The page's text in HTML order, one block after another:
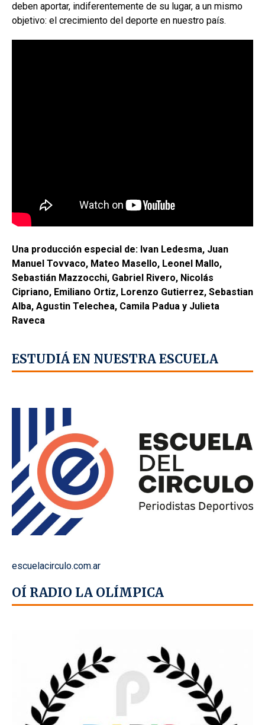
deben aportar, indiferentemente de su lugar, a un mismo
objetivo: el crecimiento del deporte en nuestro país.
Una producción especial de: Ivan Ledesma, Juan
Manuel Tovvaco, Mateo Masello, Leonel Mallo,
Sebastián Mazzocchi, Gabriel Rivero, Nicolás
Cipriano, Emiliano Ortiz, Lorenzo Gutierrez, Sebastian
Alba, Agustin Telechea, Camila Padua y Julieta
Raveca
ESTUDIÁ EN NUESTRA ESCUELA
escuelacirculo.com.ar
OÍ RADIO LA OLÍMPICA